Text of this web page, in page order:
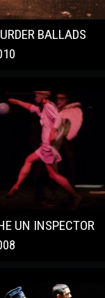
BALLADS
UN INSPECTOR